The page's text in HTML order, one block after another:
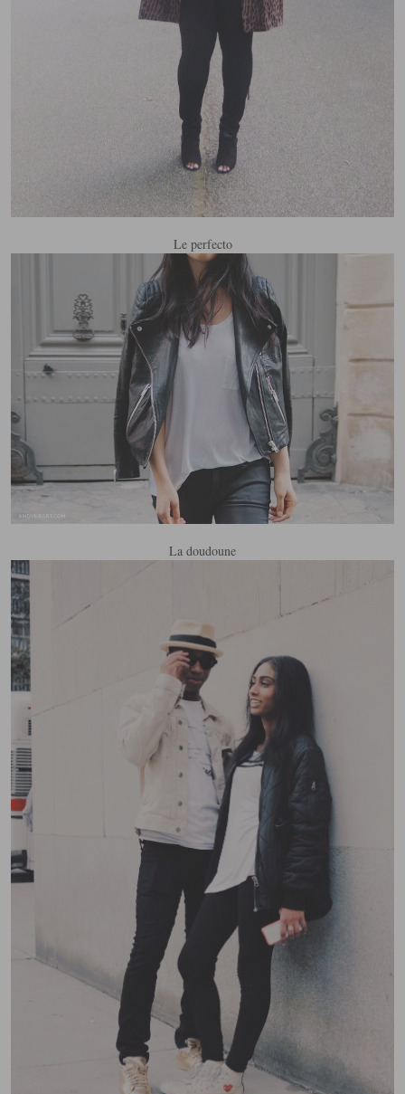
Le perfecto
La doudoune